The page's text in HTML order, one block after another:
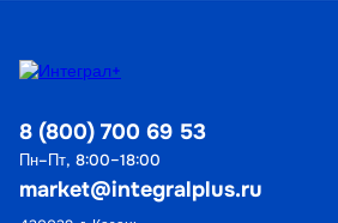
8 (800) 700 69 53
Пн–Пт, 8:00–18:00
market@integralplus.ru